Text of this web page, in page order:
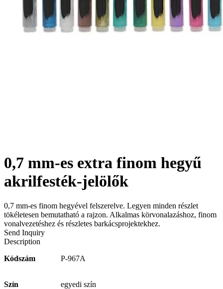
0,7 mm-es extra finom hegyű
akrilfesték-jelölők
0,7 mm-es finom hegyével felszerelve. Legyen minden részlet
tökéletesen bemutatható a rajzon. Alkalmas körvonalazáshoz, finom
vonalvezetéshez és részletes barkácsprojektekhez.
Send Inquiry
Description
Kódszám
P-967A
Szín egyedi szín